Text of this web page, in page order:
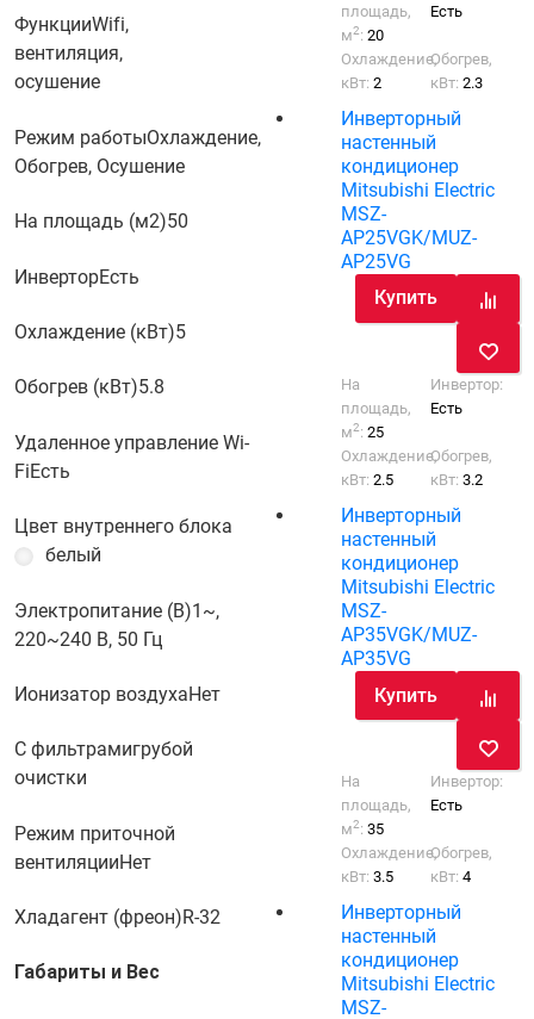
ФункцииWifi,
вентиляция,
осушение
Режим работыОхлаждение,
Обогрев, Осушение
На площадь (м2)50
ИнверторЕсть
Охлаждение (кВт)5
Обогрев (кВт)5.8
Удаленное управление Wi-
FiЕсть
Цвет внутреннего блока
белый
Электропитание (В)1~,
220~240 В, 50 Гц
Ионизатор воздухаНет
С фильтрамигрубой
очистки
Режим приточной
вентиляцииНет
Хладагент (фреон)R-32
Габариты и Вес
площадь,
м2:20
Есть
Охлаждение,
кВт:2
Обогрев,
кВт:2.3
Инверторный
настенный
кондиционер
Mitsubishi Electric
MSZ-
AP25VGK/MUZ-
AP25VG
Купить
На
площадь,
м2:25
Инвертор:
Есть
Охлаждение,
кВт:2.5
Обогрев,
кВт:3.2
Инверторный
настенный
кондиционер
Mitsubishi Electric
MSZ-
AP35VGK/MUZ-
AP35VG
Купить
На
площадь,
м2:35
Инвертор:
Есть
Охлаждение,
кВт:3.5
Обогрев,
кВт:4
Инверторный
настенный
кондиционер
Mitsubishi Electric
MSZ-